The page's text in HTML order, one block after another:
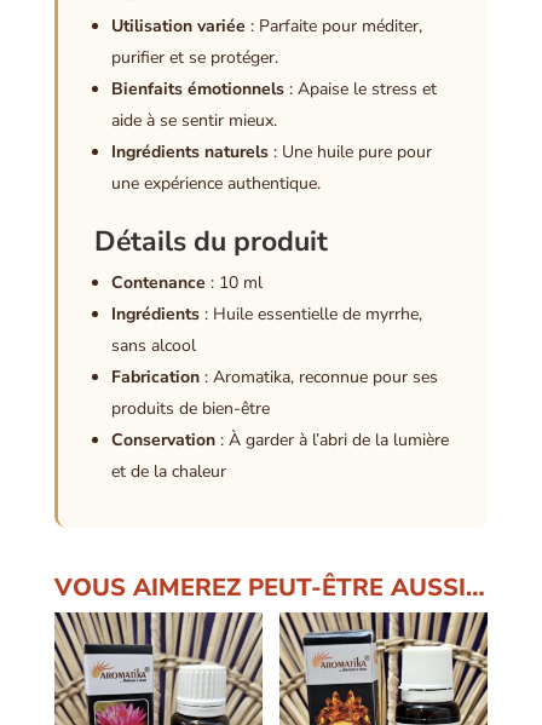
Utilisation variée : Parfaite pour méditer,
purifier et se protéger.
Bienfaits émotionnels: Apaise le stress et
aide à se sentir mieux.
Ingrédients naturels: Une huile pure pour
une expérience authentique.
Détails du produit
Contenance : 10 ml
Ingrédients: Huile essentielle de myrrhe,
sans alcool
Fabrication: Aromatika, reconnue pour ses
produits de bien-être
Conservation: À garder à l’abri de la lumière
et de la chaleur
VOUS AIMEREZ PEUT-ÊTRE AUSSI…